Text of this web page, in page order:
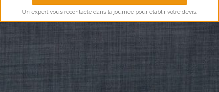
Un expert vous recontacte dans la journée pour établir votre devis.